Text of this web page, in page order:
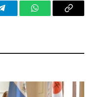
TelegramWhatsAppCopy